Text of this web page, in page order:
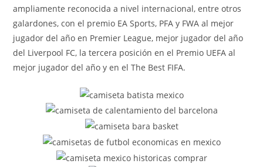
ampliamente reconocida a nivel internacional, entre otros
galardones, con el premio EA Sports, PFA y FWA al mejor
jugador del año en Premier League, mejor jugador del año
del Liverpool FC, la tercera posición en el Premio UEFA al
mejor jugador del año y en el The Best FIFA.